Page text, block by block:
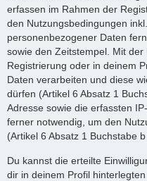
erfassen im Rahmen der
den Nutzungsbedingungen
personenbezogener Daten
sowie den Zeitstempel. Mit
Registrierung oder in deinem
Daten verarbeiten und diese
dürfen (Artikel 6 Absatz 1
Adresse sowie die erfassten
ferner notwendig, um den
(Artikel 6 Absatz 1 Buchstabe
Du kannst die erteilte
dir in deinem Profil